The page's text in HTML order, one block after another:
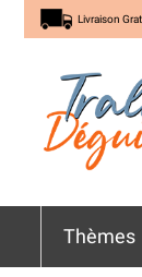
Livraison
Thèmes